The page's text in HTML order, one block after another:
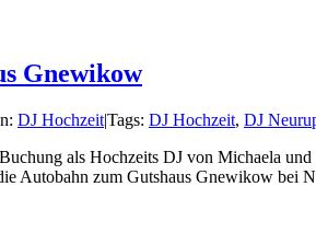
Gnewikow
DJ Hochzeit|Tags: DJ Hochzeit, DJ
als Hochzeits DJ von Michaela
Autobahn zum Gutshaus Gnewikow bei